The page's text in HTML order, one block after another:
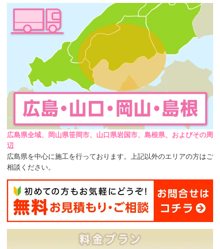
広島県全域、岡山県笹岡市、山口県岩国市、島根県、およびその周
辺
広島県を中心に施工を行っております。上記以外のエリアの方はご
相談ください。